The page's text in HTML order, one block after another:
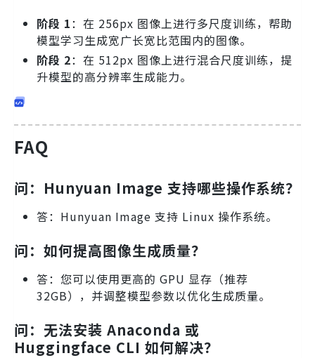
阶段 1：在 256px 图像上进行多尺度训练，帮助
模型学习生成宽广长宽比范围内的图像。
阶段 2：在 512px 图像上进行混合尺度训练，提
升模型的高分辨率生成能力。
FAQ
问：Hunyuan Image 支持哪些操作系统？
答：Hunyuan Image 支持 Linux 操作系统。
问：如何提高图像生成质量？
答：您可以使用更高的 GPU 显存（推荐
32GB），并调整模型参数以优化生成质量。
问：无法安装 Anaconda 或
Huggingface CLI 如何解决？